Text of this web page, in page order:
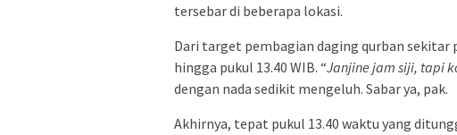
tersebar di beberapa lokasi.
Dari target pembagian daging qurban
hingga pukul 13.40 WIB. “Janjine jam siji, tapi
dengan nada sedikit mengeluh. Sabar ya, pak.
Akhirnya, tepat pukul 13.40 waktu yang